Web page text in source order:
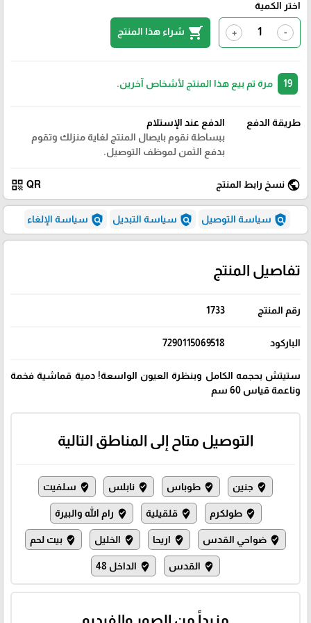
اختر الكمية
-
+
shopping_cart شراء هذا المنتج
مرة تم بيع هذا المنتج لأشخاص آخرين.
طريقة الدفع
الدفع عند الإستلام
ببساطة نقوم بايصال المنتج لغاية منزلك وتقوم
بدفع الثمن لموظف التوصيل.
public نسخ رابط المنتج QR
qr_code
policy سياسة التوصيل policy سياسة التبديل policy سياسة الإلغاء
تفاصيل المنتج
رقم المنتج 1733
الباركود 7290115069518
ستيتش بحجمه الكامل وبنظرة العيون الواسعة! دمية قماشية فخمة
وناعمة قياس 60 سم
التوصيل متاح إلى المناطق التالية
where_to_vote جنين where_to_vote طوباس where_to_vote نابلس where_to_vote سلفيت
where_to_vote طولكرم where_to_vote قلقيلية where_to_vote رام الله والبيرة
where_to_vote ضواحي القدس where_to_vote اريحا where_to_vote الخليل where_to_vote بيت لحم
where_to_vote القدس where_to_vote الداخل 48